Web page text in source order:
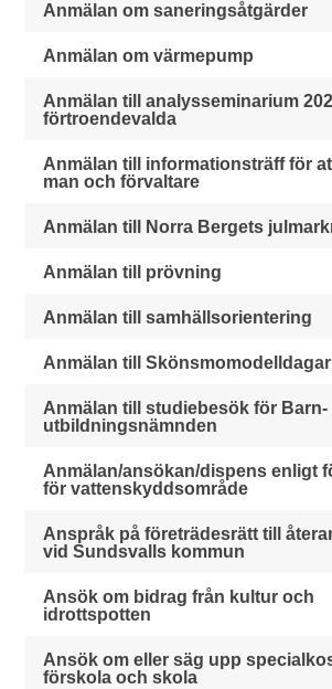
Anmälan om saneringsåtgärder
Anmälan om värmepump
Anmälan till analysseminarium
förtroendevalda
Anmälan till informationsträff för
man och förvaltare
Anmälan till Norra Bergets
Anmälan till prövning
Anmälan till samhällsorientering
Anmälan till
Anmälan till studiebesök för Barn-
utbildningsnämnden
Anmälan/ansökan/dispens enligt
för vattenskyddsområde
Anspråk på företrädesrätt till
vid Sundsvalls kommun
Ansök om bidrag från kultur och
idrottspotten
Ansök om eller säg upp
förskola och skola